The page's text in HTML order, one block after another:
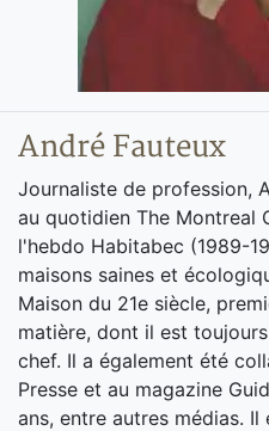
André Fauteux
Journaliste de profession,
au quotidien The Montreal
l'hebdo Habitabec (1989-
maisons saines et
Maison du 21e siècle,
matière, dont il est
chef. Il a également été
Presse et au magazine
ans, entre autres médias. Il